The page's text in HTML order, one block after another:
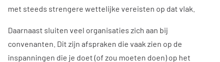
met steeds strengere wettelijke vereisten op dat vlak.
Daarnaast sluiten veel organisaties zich aan bij
convenanten. Dit zijn afspraken die vaak zien op de
inspanningen die je doet (of zou moeten doen) op het